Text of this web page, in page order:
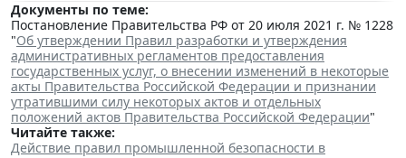
Документы по теме:
Постановление Правительства РФ от 20 июля 2021 г. № 1228
"Об утверждении Правил разработки и утверждения
административных регламентов предоставления
государственных услуг, о внесении изменений в некоторые
акты Правительства Российской Федерации и признании
утратившими силу некоторых актов и отдельных
положений актов Правительства Российской Федерации"
Читайте также:
Действие правил промышленной безопасности в